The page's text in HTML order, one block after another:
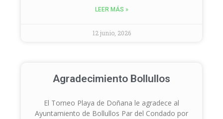
LEER MÁS »
12 junio, 2026
Agradecimiento Bollullos
El Torneo Playa de Doñana le agradece al
Ayuntamiento de Bollullos Par del Condado por